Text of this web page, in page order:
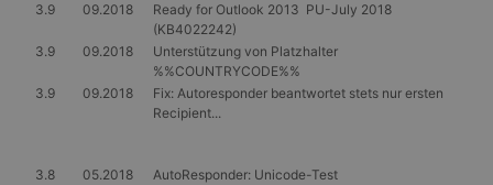
3.9
09.2018
Ready for Outlook 2013 PU-July 2018
(KB4022242)
3.9
09.2018
Unterstützung von Platzhalter
%%COUNTRYCODE%%
3.9
09.2018
Fix: Autoresponder beantwortet stets nur ersten
Recipient...
3.8 05.2018
AutoResponder: Unicode-Test